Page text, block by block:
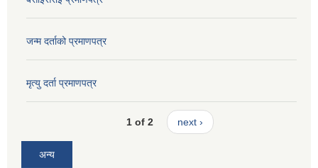
जन्म दर्ताको प्रमाणपत्र
मृत्यु दर्ता प्रमाणपत्र
1 of 2 next ›
अन्य